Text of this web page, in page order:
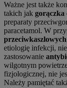
Ważne jest także
takich jak gorączka
preparaty
paracetamol. W
przeciwkaszlowych
etiologię infekcji,
zastosowanie
wilgotnym
fizjologicznej, nie
Należy pamiętać